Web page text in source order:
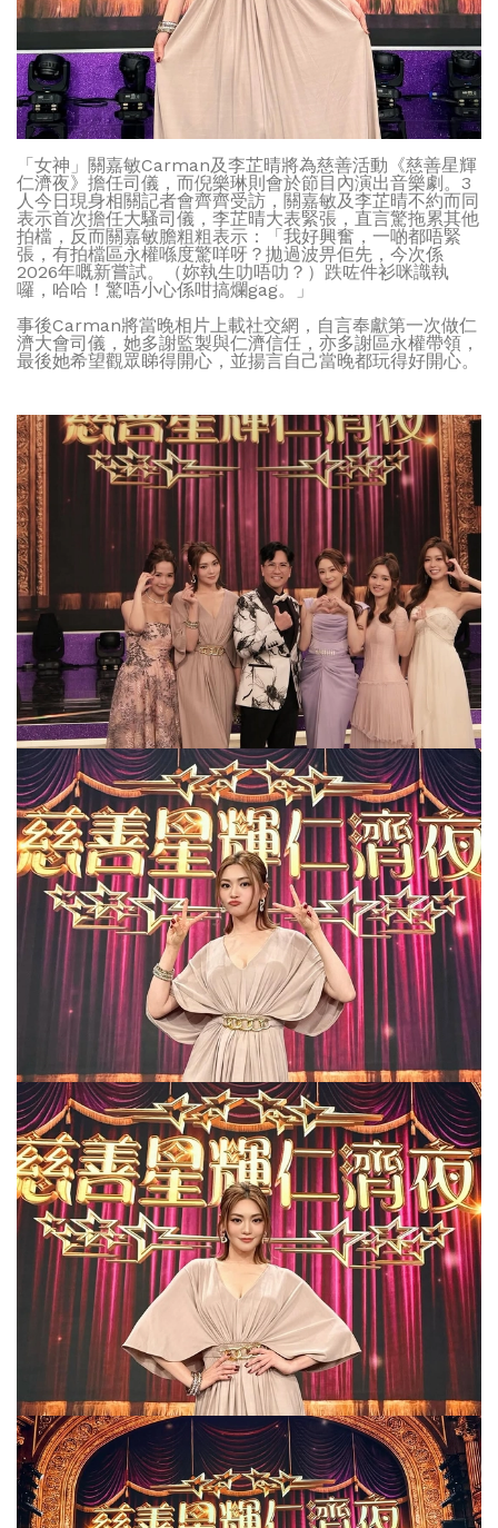
「女神」關嘉敏Carman及李芷晴將為慈善活動《慈善星輝
仁濟夜》擔任司儀，而倪樂琳則會於節目內演出音樂劇。3
人今日現身相關記者會齊齊受訪，關嘉敏及李芷晴不約而同
表示首次擔任大騷司儀，李芷晴大表緊張，直言驚拖累其他
拍檔，反而關嘉敏膽粗粗表示：「我好興奮，一啲都唔緊
張，有拍檔區永權喺度驚咩呀？拋過波畀佢先，今次係
2026年嘅新嘗試。（妳執生叻唔叻？）跌咗件衫咪識執
囉，哈哈！驚唔小心係咁搞爛gag。」
事後Carman將當晚相片上載社交網，自言奉獻第一次做仁
濟大會司儀，她多謝監製與仁濟信任，亦多謝區永權帶領，
最後她希望觀眾睇得開心，並揚言自己當晚都玩得好開心。